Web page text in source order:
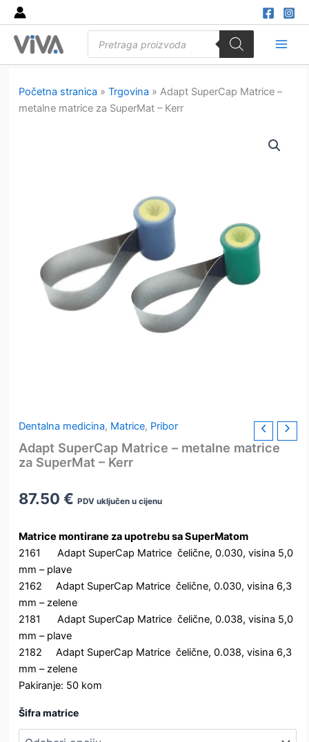
Skip
to
content
search
Početna stranica »Trgovina »Adapt SuperCap Matrice –
metalne matrice za SuperMat – Kerr
Dentalna medicina, Matrice, Pribor
Adapt SuperCap Matrice – metalne matrice
za SuperMat – Kerr
87.50€ PDV uključen u cijenu
Matrice montirane za upotrebu sa SuperMatom
2161 Adapt SuperCap Matrice čelične, 0.030, visina 5,0
mm – plave
2162 Adapt SuperCap Matrice čelične, 0.030, visina 6,3
mm – zelene
2181 Adapt SuperCap Matrice čelične, 0.038, visina 5,0
mm – plave
2182 Adapt SuperCap Matrice čelične, 0.038, visina 6,3
mm – zelene
Pakiranje: 50 kom
Šifra matrice